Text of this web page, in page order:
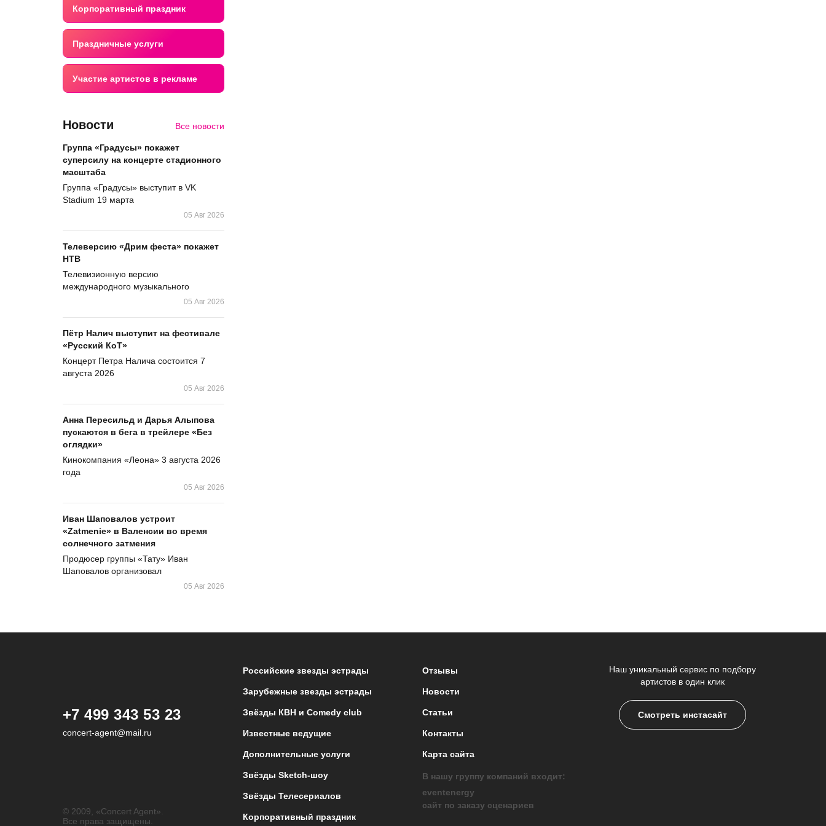
Корпоративный праздник
Праздничные услуги
Участие артистов в рекламе
Новости Все новости
Группа «Градусы» покажет
суперсилу на концерте стадионного
масштаба
Группа «Градусы» выступит в VK
Stadium 19 марта
05 Авг 2026
Телеверсию «Дрим феста» покажет
НТВ
Телевизионную версию
международного музыкального
05 Авг 2026
Пётр Налич выступит на фестивале
«Русский КоТ»
Концерт Петра Налича состоится 7
августа 2026
05 Авг 2026
Анна Пересильд и Дарья Алыпова
пускаются в бега в трейлере «Без
оглядки»
Кинокомпания «Леона» 3 августа 2026
года
05 Авг 2026
Иван Шаповалов устроит
«Zatmenie» в Валенсии во время
солнечного затмения
Продюсер группы «Тату» Иван
Шаповалов организовал
05 Авг 2026
+7 499 343 53 23
concert-agent@mail.ru
© 2009, «Concert Agent».
Все права защищены.
Российские звезды эстрады
Зарубежные звезды эстрады
Звёзды КВН и Comedy club
Известные ведущие
Дополнительные услуги
Звёзды Sketch-шоу
Звёзды Телесериалов
Корпоративный праздник
Отзывы
Новости
Статьи
Контакты
Карта сайта
Наш уникальный сервис по подбору
артистов в один клик
Смотреть инстасайт
В нашу группу компаний входит:
eventenergy
сайт по заказу сценариев